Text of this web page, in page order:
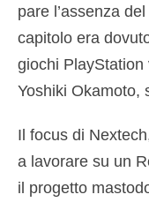
pare l’assenza
capitolo era
giochi
Yoshiki Okamoto,
Il focus di
a lavorare su un
il progetto